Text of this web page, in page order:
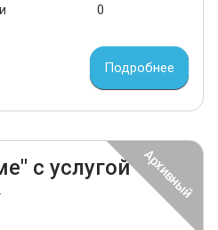
0
Подробнее
с услугой